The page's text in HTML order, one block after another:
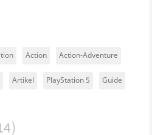
Action Action-Adventure
Artikel PlayStation 5 Guide